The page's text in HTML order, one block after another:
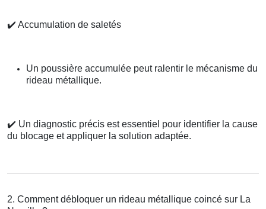
✔️ Accumulation de saletés
Un poussière accumulée peut ralentir le mécanisme du
rideau métallique.
✔️ Un diagnostic précis est essentiel pour identifier la cause
du blocage et appliquer la solution adaptée.
2. Comment débloquer un rideau métallique coincé sur La